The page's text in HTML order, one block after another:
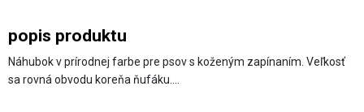
popis produktu
Náhubok v prírodnej farbe pre psov s koženým zapínaním. Veľkosť
sa rovná obvodu koreňa ňufáku.…